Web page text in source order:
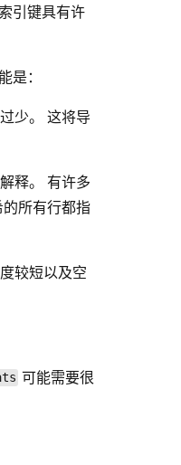
引键具有许
：
少。 这将导
释。 有许多
所有行都指
较短以及空
可能需要很